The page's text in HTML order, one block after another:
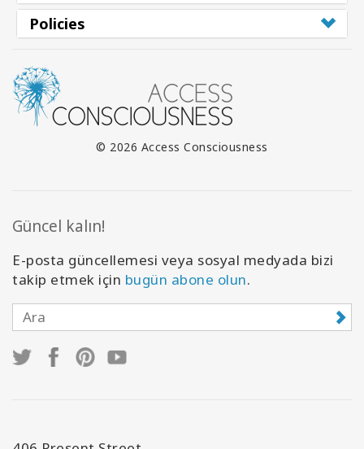
Policies
© 2026 Access Consciousness
Güncel kalın!
E-posta güncellemesi veya sosyal medyada bizi
takip etmek için bugün abone olun.